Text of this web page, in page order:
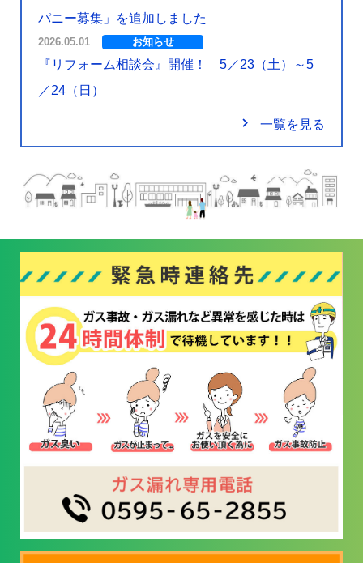
パニー募集」を追加しました
2026.05.01 お知らせ
『リフォーム相談会』開催！ 5／23（土）～5
／24（日）
navigate_next 一覧を見る